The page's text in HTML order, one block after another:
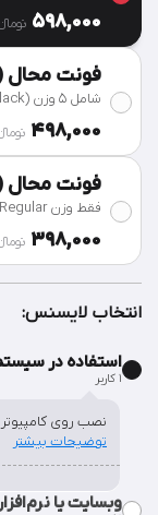
598,000
فونت محال
شامل 5 وزن (Extralight, Regular, SemiBold, Bold, Black)
498,000
فونت محال
فقط وزن Regular و Bold
398,000
انتخاب لایسنس:
استفاده در
۱ کاربر
نصب روی کامپیوتر
توضیحات بیشتر
وبسایت یا